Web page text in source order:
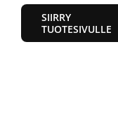
SIIRRY
TUOTESIVULLE